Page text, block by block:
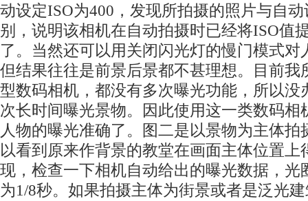
动设定ISO为400，发现所拍摄的照片与自
别，说明该相机在自动拍摄时已经将ISO值
了。当然还可以用关闭闪光灯的慢门模式对
但结果往往是前景后景都不甚理想。目前我
型数码相机，都没有多次曝光功能，所以没
次长时间曝光景物。因此使用这一类数码相
人物的曝光准确了。图二是以景物为主体拍
以看到原来作背景的教堂在画面主体位置上
现，检查一下相机自动给出的曝光数据，光
为1/8秒。如果拍摄主体为街景或者是泛光